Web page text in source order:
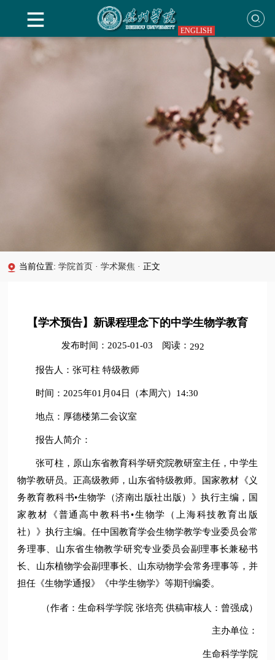
ENGLISH
当前位置:学院首页 · 学术聚焦 · 正文
【学术预告】新课程理念下的中学生物学教育
发布时间：2025-01-03 阅读： 292
报告人：张可柱 特级教师
时间：2025年01月04日（本周六）14:30
地点：厚德楼第二会议室
报告人简介：
张可柱，原山东省教育科学研究院教研室主任，中学生
物学教研员。正高级教师，山东省特级教师。国家教材《义
务教育教科书•生物学（济南出版社出版）》执行主编，国
家教材《普通高中教科书•生物学（上海科技教育出版
社）》执行主编。任中国教育学会生物学教学专业委员会常
务理事、山东省生物教学研究专业委员会副理事长兼秘书
长、山东植物学会副理事长、山东动物学会常务理事等，并
担任《生物学通报》《中学生物学》等期刊编委。
（作者：生命科学学院 张培亮 供稿审核人：曾强成）
主办单位：
生命科学学院